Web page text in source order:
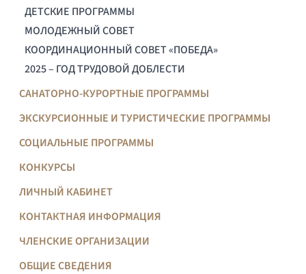
ДЕТСКИЕ ПРОГРАММЫ
МОЛОДЕЖНЫЙ СОВЕТ
КООРДИНАЦИОННЫЙ СОВЕТ «ПОБЕДА»
2025 – ГОД ТРУДОВОЙ ДОБЛЕСТИ
САНАТОРНО-КУРОРТНЫЕ ПРОГРАММЫ
ЭКСКУРСИОННЫЕ И ТУРИСТИЧЕСКИЕ ПРОГРАММЫ
СОЦИАЛЬНЫЕ ПРОГРАММЫ
КОНКУРСЫ
ЛИЧНЫЙ КАБИНЕТ
КОНТАКТНАЯ ИНФОРМАЦИЯ
ЧЛЕНСКИЕ ОРГАНИЗАЦИИ
ОБЩИЕ СВЕДЕНИЯ